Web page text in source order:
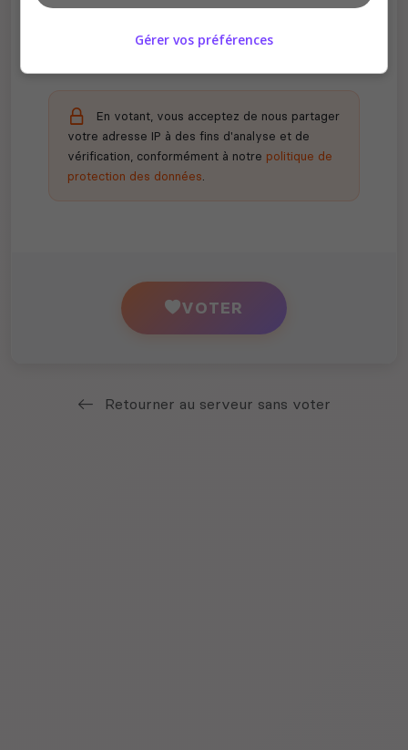
En votant, vous acceptez de nous partager
votre adresse IP à des fins d'analyse et de
vérification, conformément à notre politique de
protection des données.
VOTER
Retourner au serveur sans voter
Gérer vos préférences